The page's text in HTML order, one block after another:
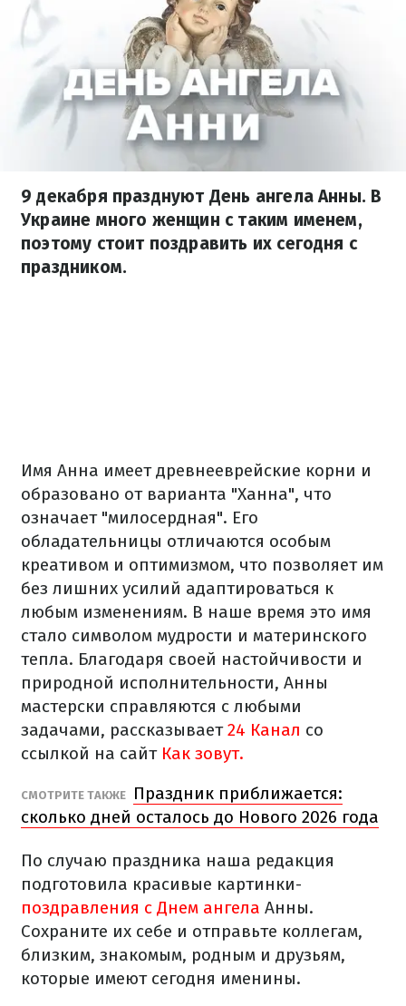
9 декабря празднуют День ангела Анны. В
Украине много женщин с таким именем,
поэтому стоит поздравить их сегодня с
праздником.
Имя Анна имеет древнееврейские корни и
образовано от варианта "Ханна", что
означает "милосердная". Его
обладательницы отличаются особым
креативом и оптимизмом, что позволяет им
без лишних усилий адаптироваться к
любым изменениям. В наше время это имя
стало символом мудрости и материнского
тепла. Благодаря своей настойчивости и
природной исполнительности, Анны
мастерски справляются с любыми
задачами, рассказывает24 Канал со
ссылкой на сайт Как зовут.
СМОТРИТЕ ТАКЖЕ
Праздник приближается:
сколько дней осталось до Нового 2026 года
По случаю праздника наша редакция
подготовила красивые картинки-
поздравления с Днем ангела Анны.
Сохраните их себе и отправьте коллегам,
близким, знакомым, родным и друзьям,
которые имеют сегодня именины.